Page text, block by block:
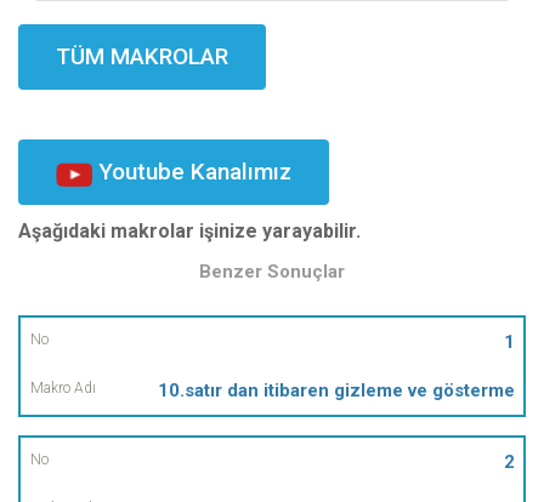
TÜM MAKROLAR
Youtube Kanalımız
Aşağıdaki makrolar işinize yarayabilir.
Benzer Sonuçlar
No
Makro
Adı
1
10.satır dan itibaren gizleme ve gösterme
2